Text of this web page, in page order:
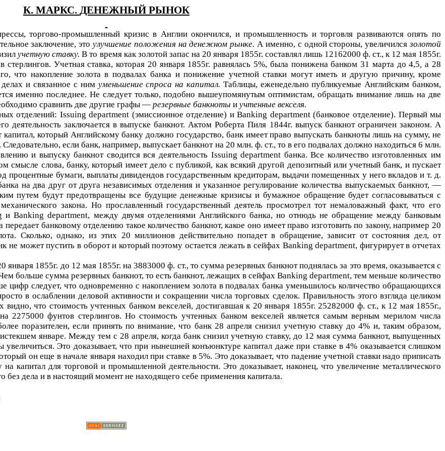
К. МАРКС. ДЕНЕЖНЫЙ РЫНОК
торгово-промышленный кризис в Англии окончился, и промышленность и торговля развиваются опять по
заключение, это улучшение положения на денежном рынке.А именно, с одной стороны, увеличилсязолотой
учетную ставку.В то время как золотой запас на 20 января 1855г. составлял лишь 12162000 ф. ст., к 12 мая 1855г.
Учетная ставка, которая 20 января 1855г. равнялась 5%, была понижена банком 31 марта до 4,5,а 28
что накопление золота в подвалах банка и понижение учетной ставки могут иметь и другую причину, кроме
делах и связанное с ним уменьшение спроса на капитал. Таблицы, еженедельно публикуемые Английским банком,
именно последнее. Не следует только, подобно вышеупомянутым оптимистам, обращать внимание лишь на две
сравнить две другие графы — резервные банкноты и учтенные векселя.
отделений: Issuing department (эмиссионное отделение) иBanking department (банковое отделение). Первый мы
деятельность заключается в выпуске банкнот. Актом Роберта Пиля 1844г. выпуск банкнот ограничен законом. А
который Английскому банку должно государство, банк имеет право выпускать банкноты лишь на сумму, не
если банк, например, выпускает банкнот на 20 млн. ф. ст., то в его подвалах должно находиться 6 млн.
и выпуску банкнот сводится вся деятельность Issuing department банка. Все количество изготовленных им
смысле слова, банку, который имеет дело с публикой, как всякий другой депозитный или учетный банк, и пускает
процентные бумаги, выплаты дивидендов государственным кредиторам, выдачи помещенных у него вкладов и т. д.
на два друг от друга независимых отделения и указанное регулирование количества выпускаемых банкнот, —
путем будут предотвращены все будущие денежные кризисы и бумажное обращение будет согласовываться с
закона. Но прославленный государственный деятель просмотрел тот немаловажный факт, что его
иBanking department, между двумя отделениями Английского банка, но отнюдь не обращение между банковым
банковому отделению такое количество банкнот, какое оно имеет право изготовить по закону, например 20
Сколько, однако, из этих 20 миллионов действительно попадет в обращение, зависит от состояния дел, от
не может пустить в оборот и который поэтому остается лежать в сейфах Banking department, фигурирует в отчетах
января 1855г. до 12 мая 1855г. на 3883000 ф. ст., то сумма резервных банкнот поднялась за это время, оказывается с
больше сумма резервных банкнот, то есть банкнот, лежащих в сейфах Banking department, тем меньше количество
следует, что одновременно с накоплением золота в подвалах банка уменьшилось количество обращающихся
в ослаблении деловой активности и сокращении числа торговых сделок. Правильность этого взгляда целиком
что стоимость учтенных банком векселей, достигавшая к 20 января 1855г. 25282000 ф. ст., к 12 мая 1855г.,
2275000 фунтов стерлингов. Но стоимость учтенных банком векселей является самым верным мерилом числа
поразителен, если принять по внимание, что банк 28 апреля снизил учетную ставку до 4% и, таким образом,
январе. Между тем с 28 апреля, когда банк снизил учетную ставку, до 12 мая сумма банкнот, выпущенных
Это доказывает, что при нынешней конъюнктуре капитал даже при ставке в 4% оказывается слишком
он еще в начале января находил при ставке в 5%. Это доказывает, что падение учетной ставки надо приписать
капитал для торговой и промышленной деятельности. Это доказывает, наконец, что увеличение металлического
без дела и в настоящий момент не находящего себе применения капитала.